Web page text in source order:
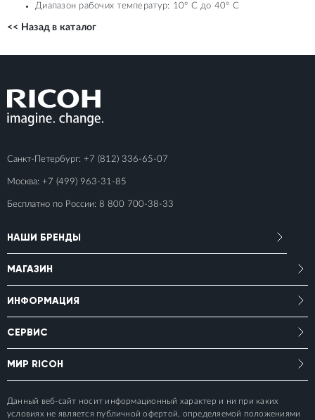
Диапазон рабочих температур: 10° C до 40° C
<< Назад в каталог
Санкт-Петербург: +7 (812) 336-65-07
Москва: +7 (499) 963-31-85
Бесплатно по России: 8 800 700-38-33
НАШИ БРЕНДЫ
МАГАЗИН
ИНФОРМАЦИЯ
СЕРВИС
МИР RICOH
Данный веб-сайт носит информационный характер и ни при каких
условиях не является публичной офертой, определяемой положениями